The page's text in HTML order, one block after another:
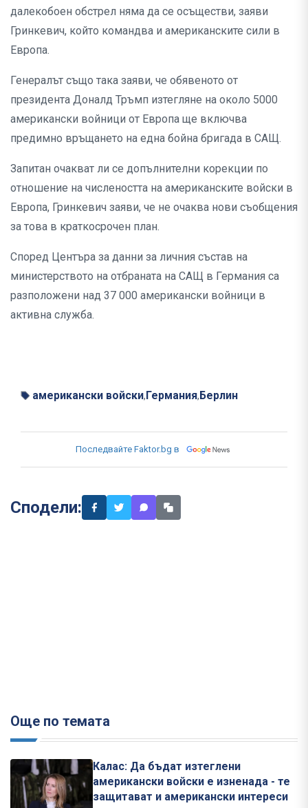
далекобоен обстрел няма да се осъществи, заяви
Гринкевич, който командва и американските сили в
Европа.
Генералът също така заяви, че обявеното от
президента Доналд Тръмп изтегляне на около 5000
американски войници от Европа ще включва
предимно връщането на една бойна бригада в САЩ.
Запитан очакват ли се допълнителни корекции по
отношение на числеността на американските войски в
Европа, Гринкевич заяви, че не очаква нови съобщения
за това в краткосрочен план.
Според Центъра за данни за личния състав на
министерството на отбраната на САЩ в Германия са
разположени над 37 000 американски войници в
активна служба.
американски войски, Германия, Берлин
Последвайте Faktor.bg в
Сподели:
Още по темата
Калас: Да бъдат изтеглени
американски войски е изненада - те
защитават и американски интереси